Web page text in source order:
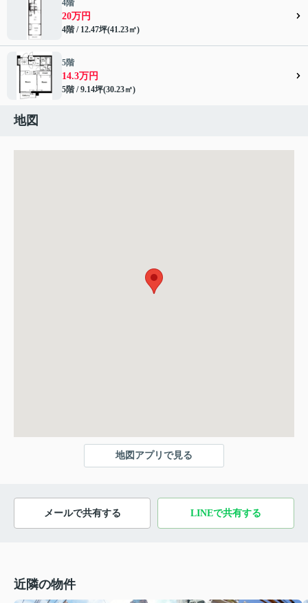
4階
20万円
4階 / 12.47坪(41.23㎡)
5階
14.3万円
5階 / 9.14坪(30.23㎡)
地図
地図アプリで見る
メールで共有する LINEで共有する
近隣の物件